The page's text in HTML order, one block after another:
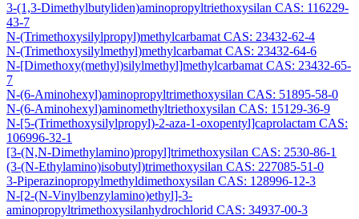
3-(1,3-Dimethylbutyliden)aminopropyltriethoxysilan CAS: 116229-
43-7
N-(Trimethoxysilylpropyl)methylcarbamat CAS: 23432-62-4
N-(Trimethoxysilylmethyl)methylcarbamat CAS: 23432-64-6
N-[Dimethoxy(methyl)silylmethyl]methylcarbamat CAS: 23432-65-
7
N-(6-Aminohexyl)aminopropyltrimethoxysilan CAS: 51895-58-0
N-(6-Aminohexyl)aminomethyltriethoxysilan CAS: 15129-36-9
N-[5-(Trimethoxysilylpropyl)-2-aza-1-oxopentyl]caprolactam CAS:
106996-32-1
[3-(N,N-Dimethylamino)propyl]trimethoxysilan CAS: 2530-86-1
(3-(N-Ethylamino)isobutyl)trimethoxysilan CAS: 227085-51-0
3-Piperazinopropylmethyldimethoxysilan CAS: 128996-12-3
N-[2-(N-Vinylbenzylamino)ethyl]-3-
aminopropyltrimethoxysilanhydrochlorid CAS: 34937-00-3